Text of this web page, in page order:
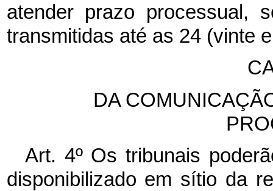
atender prazo processual,
transmitidas até as 24 (vinte
DA
Art. 4º Os tribunais
disponibilizado em sítio da